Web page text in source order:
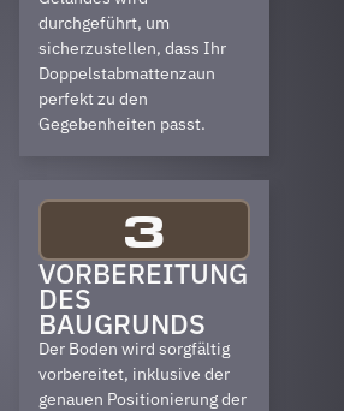
durchgeführt, um
sicherzustellen, dass Ihr
Doppelstabmattenzaun
perfekt zu den
Gegebenheiten passt.
3
VORBEREITUNG
DES
BAUGRUNDS
Der Boden wird sorgfältig
vorbereitet, inklusive der
genauen Positionierung der